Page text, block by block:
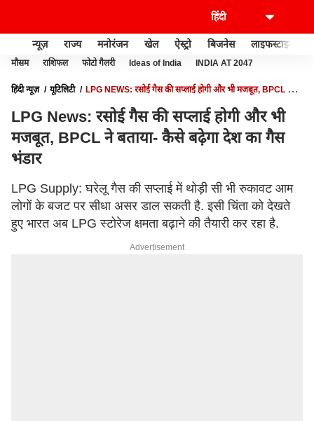
न्यूज़ राज्य मनोरंजन खेल ऐस्ट्रो बिजनेस लाइफस्टाइल
मौसम राशिफल फोटो गैलरी Ideas of India INDIA AT 2047
हिंदी न्यूज़ यूटिलिटी
LPG NEWS: रसोई गैस की सप्लाई होगी और भी मजबूत, BPCL ने
LPG News: रसोई गैस की सप्लाई होगी और भी
मजबूत, BPCL ने बताया- कैसे बढ़ेगा देश का गैस
भंडार
LPG Supply: घरेलू गैस की सप्लाई में थोड़ी सी भी रुकावट आम
लोगों के बजट पर सीधा असर डाल सकती है. इसी चिंता को देखते
हुए भारत अब LPG स्टोरेज क्षमता बढ़ाने की तैयारी कर रहा है.
Advertisement